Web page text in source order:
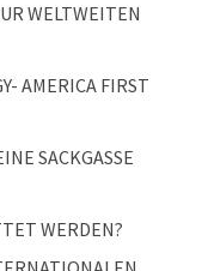
WELTWEITEN
AMERICA FIRST
SACKGASSE
WERDEN?